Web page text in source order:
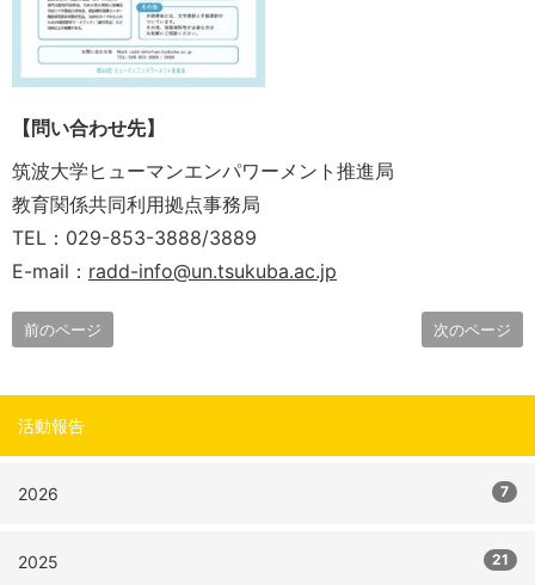
【問い合わせ先】
筑波大学ヒューマンエンパワーメント推進局
教育関係共同利用拠点事務局
TEL：029-853-3888/3889
E-mail： radd-info@un.tsukuba.ac.jp
前のページ 次のページ
活動報告
2026 7
2025 21